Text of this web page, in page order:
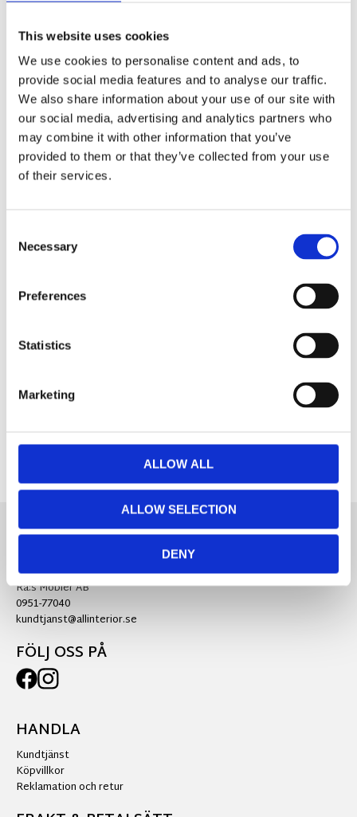
This website uses cookies
We use cookies to personalise content and ads, to
provide social media features and to analyse our traffic.
We also share information about your use of our site with
our social media, advertising and analytics partners who
may combine it with other information that you’ve
provided to them or that they’ve collected from your use
of their services.
Selection
Necessary
Preferences
Statistics
Marketing
ALLOW ALL
ALLOW SELECTION
DENY
st
Lagerstatus 6 st i lager Artikelnr 9847-85
Tillverkare
Mr Plant
Fri frakt över 995kr
Snabba leveranser
Enkel betalning med Klarna
Vacker och iögonfallande rönnkvist i den vackraste
vinröda/rosa höstfärgen. Perfekt att sätta ihop med
lika fin ensam i en smal vas. Du kommer garanterat
fånga dina gästers blickar med denna kvisten i ditt
Mått:100cm
Visa alla produkter från Mr Plant
Ra:s Möbler AB
0951-77040
kundtjanst@allinterior.se
FÖLJ OSS PÅ
HANDLA
Kundtjänst
Köpvillkor
Reklamation och retur